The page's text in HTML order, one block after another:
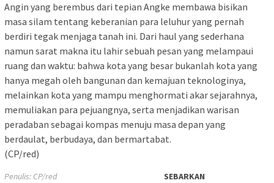
Angin yang berembus dari tepian Angke membawa bisikan
masa silam tentang keberanian para leluhur yang pernah
berdiri tegak menjaga tanah ini. Dari haul yang sederhana
namun sarat makna itu lahir sebuah pesan yang melampaui
ruang dan waktu: bahwa kota yang besar bukanlah kota yang
hanya megah oleh bangunan dan kemajuan teknologinya,
melainkan kota yang mampu menghormati akar sejarahnya,
memuliakan para pejuangnya, serta menjadikan warisan
peradaban sebagai kompas menuju masa depan yang
berdaulat, berbudaya, dan bermartabat.
(CP/red)
Penulis: CP/red
SEBARKAN